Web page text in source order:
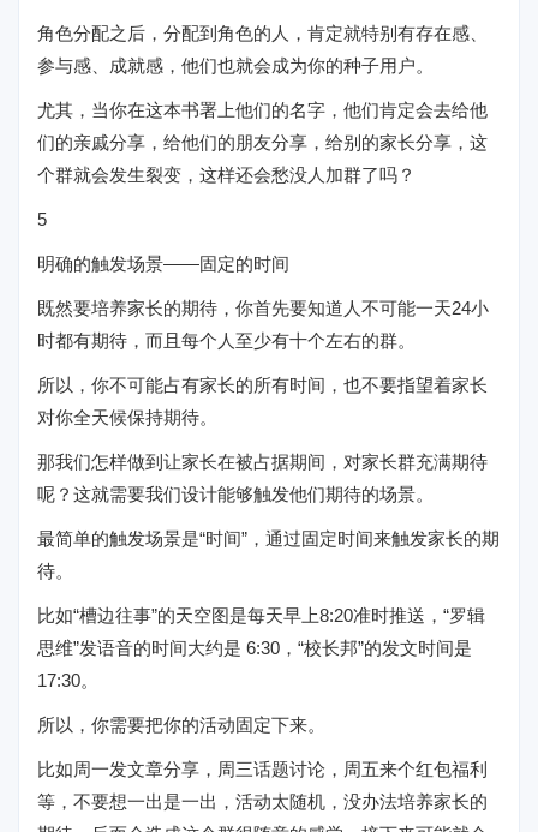
角色分配之后，分配到角色的人，肯定就特别有存在感、
参与感、成就感，他们也就会成为你的种子用户。
尤其，当你在这本书署上他们的名字，他们肯定会去给他
们的亲戚分享，给他们的朋友分享，给别的家长分享，这
个群就会发生裂变，这样还会愁没人加群了吗？
5
明确的触发场景——固定的时间
既然要培养家长的期待，你首先要知道人不可能一天24小
时都有期待，而且每个人至少有十个左右的群。
所以，你不可能占有家长的所有时间，也不要指望着家长
对你全天候保持期待。
那我们怎样做到让家长在被占据期间，对家长群充满期待
呢？这就需要我们设计能够触发他们期待的场景。
最简单的触发场景是“时间”，通过固定时间来触发家长的期
待。
比如“槽边往事”的天空图是每天早上8:20准时推送，“罗辑
思维”发语音的时间大约是 6:30，“校长邦”的发文时间是
17:30。
所以，你需要把你的活动固定下来。
比如周一发文章分享，周三话题讨论，周五来个红包福利
等，不要想一出是一出，活动太随机，没办法培养家长的